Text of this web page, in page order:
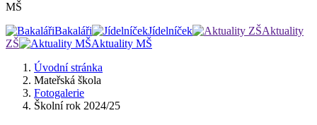
MŠ
Bakaláři
Jídelníček
Aktuality
ZŠ
Aktuality MŠ
Úvodní stránka
Mateřská škola
Fotogalerie
Školní rok 2024/25